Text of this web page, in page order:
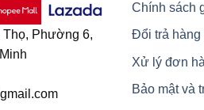
Phường 6,
Chính sách
Đổi trả hàng
Xử lý đơn
Bảo mật và